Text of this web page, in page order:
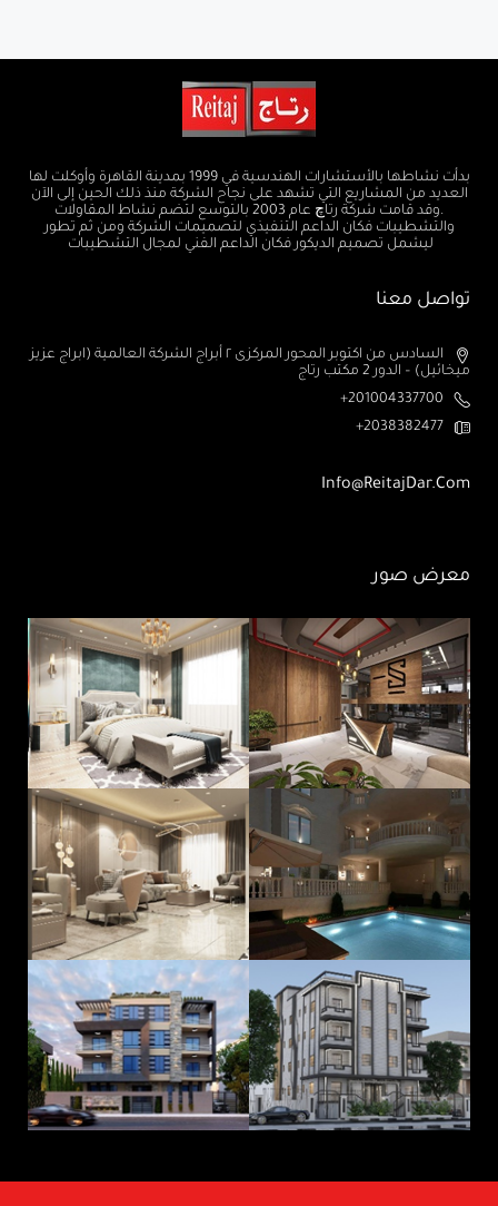
بدأت نشاطها بالأستشارات الهندسية في 1999 بمدينة القاهرة وأوكلت لها
العديد من المشاريع التي تشهد على نجاح الشركة منذ ذلك الحين إلى الآن
.وقد قامت شركة رتاچ عام 2003 بالتوسع لتضم نشاط المقاولات
والتشطيبات فكان الداعم التنفيذي لتصميمات الشركة ومن ثم تطور
ليشمل تصميم الديكور فكان الداعم الفني لمجال التشطيبات
تواصل معنا
السادس من اكتوبر المحور المركزى ٢ أبراج الشركة العالمية (ابراج عزيز
ميخائيل) – الدور 2 مكتب رتاج
201004337700+
2038382477+
Info@ReitajDar.com
معرض صور